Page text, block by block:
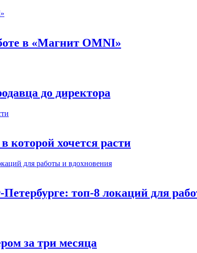
в «Магнит OMNI»
до директора
хочется расти
топ-8 локаций для
за три месяца